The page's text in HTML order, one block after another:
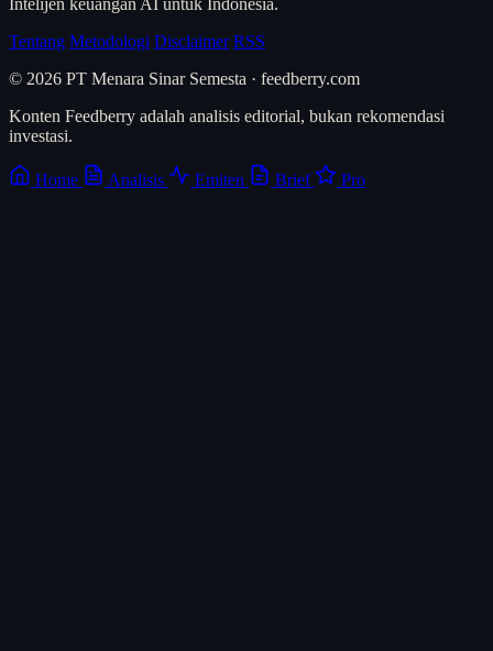
Tentang Metodologi Disclaimer RSS
© 2026 PT Menara Sinar Semesta · feedberry.com
Konten Feedberry adalah analisis editorial, bukan rekomendasi
investasi.
Home Analisis Emiten Brief Pro